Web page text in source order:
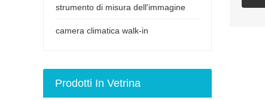
strumento di misura dell'immagine
camera climatica walk-in
Prodotti In Vetrina